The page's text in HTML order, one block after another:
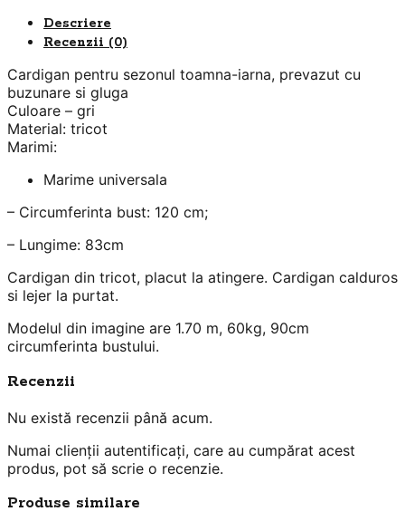
Descriere
Recenzii (0)
Cardigan pentru sezonul toamna-iarna, prevazut cu
buzunare si gluga
Culoare – gri
Material: tricot
Marimi:
Marime universala
– Circumferinta bust: 120 cm;
– Lungime: 83cm
Cardigan din tricot, placut la atingere. Cardigan calduros
si lejer la purtat.
Modelul din imagine are 1.70 m, 60kg, 90cm
circumferinta bustului.
Recenzii
Nu există recenzii până acum.
Numai clienții autentificați, care au cumpărat acest
produs, pot să scrie o recenzie.
Produse similare